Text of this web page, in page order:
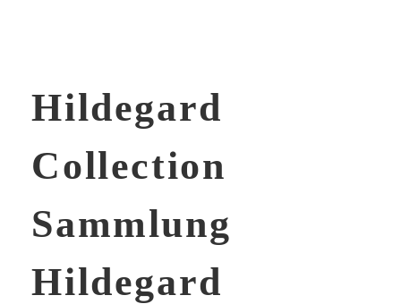
Hildegard
Collection
Sammlung
Hildegard